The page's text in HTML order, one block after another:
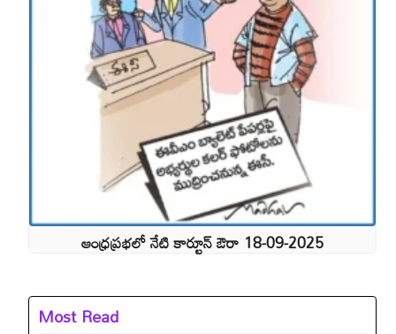
ఆంధ్రప్రభలో నేటి కార్టూన్ ఔరా 18-09-2025
Most Read